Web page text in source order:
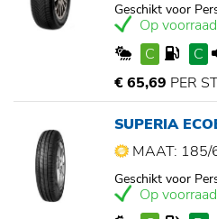
Geschikt voor
Op voorraad
C
C
€ 65,69 PER
SUPERIA
MAAT: 185/
Geschikt voor
Op voorraad